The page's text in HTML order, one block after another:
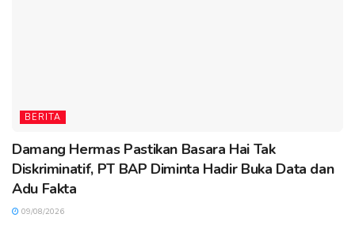
BERITA
Damang Hermas Pastikan Basara Hai Tak
Diskriminatif, PT BAP Diminta Hadir Buka Data dan
Adu Fakta
09/08/2026